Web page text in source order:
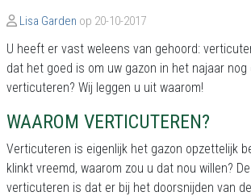
Lisa Garden op 20-10-2017
U heeft er vast weleens van gehoord:
dat het goed is om uw gazon in het najaar nog
verticuteren? Wij leggen u uit waarom!
WAAROM VERTICUTEREN?
Verticuteren is eigenlijk het gazon opzettelijk
klinkt vreemd, waarom zou u dat nou willen?
verticuteren is dat er bij het doorsnijden van